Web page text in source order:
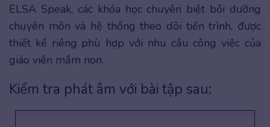
ELSA Speak, các khóa học chuyên biệt bồi dưỡng
chuyên môn và hệ thống theo dõi tiến trình, được
thiết kế riêng phù hợp với nhu cầu công việc của
giáo viên mầm non.
Kiểm tra phát âm với bài tập sau: